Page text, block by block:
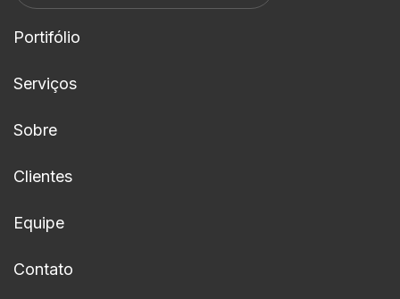
Portifólio
Serviços
Sobre
Clientes
Equipe
Contato